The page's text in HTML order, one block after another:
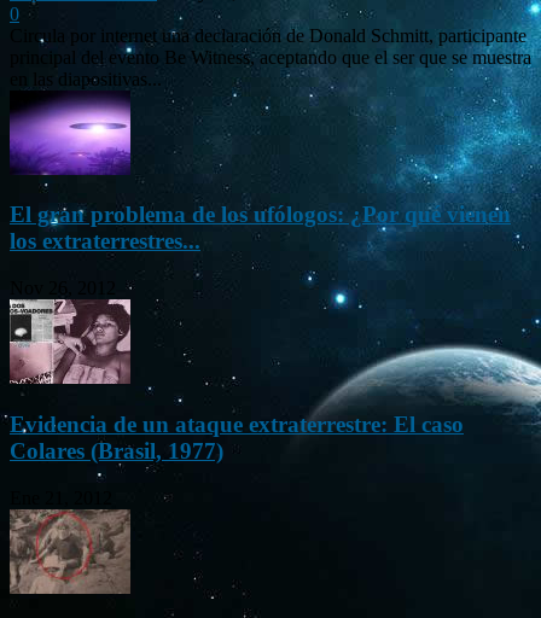
0
Circula por internet una declaración de Donald Schmitt, participante
principal del evento Be Witness, aceptando que el ser que se muestra
en las diapositivas...
El gran problema de los ufólogos: ¿Por qué vienen
los extraterrestres...
Evidencia de un ataque extraterrestre: El caso
Colares (Brasil, 1977)